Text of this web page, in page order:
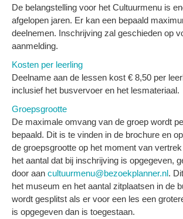
De belangstelling voor het Cultuurmenu is
afgelopen jaren. Er kan een bepaald
deelnemen. Inschrijving zal geschieden op
aanmelding.
Kosten per leerling
Deelname aan de lessen kost € 8,50 per
inclusief het busvervoer en het lesmateriaal.
Groepsgrootte
De maximale omvang van de groep wordt
bepaald. Dit is te vinden in de brochure en
de groepsgrootte op het moment van
het aantal dat bij inschrijving is opgegeven,
door aan cultuurmenu@bezoekplanner.nl.
het museum en het aantal zitplaatsen in de
wordt gesplitst als er voor een les een
is opgegeven dan is toegestaan.